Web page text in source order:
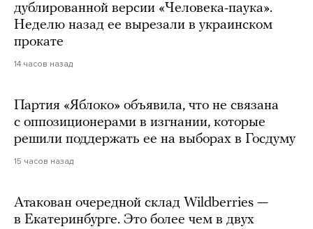
дублированной версии «Человека-паука».
Неделю назад ее вырезали в украинском
прокате
14 часов назад
Партия «Яблоко» объявила, что не связана
с оппозиционерами в изгнании, которые
решили поддержать ее на выборах в Госдуму
15 часов назад
Атакован очередной склад Wildberries —
в Екатеринбурге. Это более чем в двух